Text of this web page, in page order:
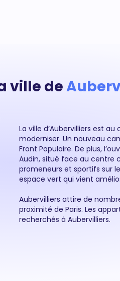
ville de
La ville d’Aubervilliers est
moderniser. Un nouveau
Front Populaire. De plus,
Audin, situé face au centre
promeneurs et sportifs sur
espace vert qui vient
Aubervilliers attire de
proximité de Paris. Les
recherchés à Aubervilliers.